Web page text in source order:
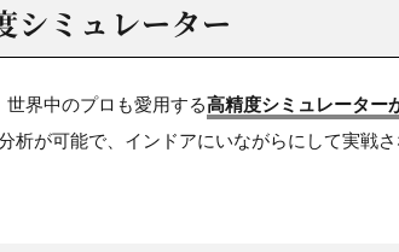
シミュレーター
界中のプロも愛用する高精度シミュレーター
析が可能で、インドアにいながらにして実戦